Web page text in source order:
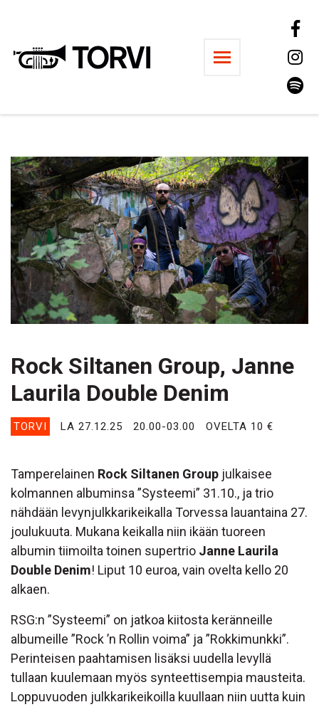
Ravintola Torvi
Rock Siltanen Group, Janne
Laurila Double Denim
TORVI LA 27.12.25 20.00-03.00 OVELTA 10 €
Tamperelainen Rock Siltanen Group julkaisee
kolmannen albuminsa ”Systeemi” 31.10., ja trio
nähdään levynjulkkarikeikalla Torvessa lauantaina 27.
joulukuuta. Mukana keikalla niin ikään tuoreen
albumin tiimoilta toinen supertrio Janne Laurila
Double Denim! Liput 10 euroa, vain ovelta kello 20
alkaen.
RSG:n ”Systeemi” on jatkoa kiitosta keränneille
albumeille ”Rock ’n Rollin voima” ja ”Rokkimunkki”.
Perinteisen paahtamisen lisäksi uudella levyllä
tullaan kuulemaan myös synteettisempia mausteita.
Loppuvuoden julkkarikeikoilla kuullaan niin uutta kuin